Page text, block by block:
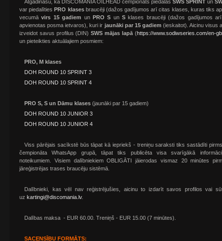
Atgādināšu, ka DISCOMANIA OILHEAD čempionāts piedalāsSWS SPRINT un
var piedalīties PRO klasesbraucēji (dažos gadījumos arī citas klases, kuras tiks
vecumāvirs 15 gadiem un PRO S unS klases braucēji (dažos gadījumos
apvienotas posma ietvaros), kuri ir jaunāki par 15 gadiem (ieskaitot). Aicinu visus
izveidot savus profilus (DIN)SWS mājas lapā(https://www.sodiwseries.com/en-
un pieteikties aktuālajiem posmiem:
PRO, M klases
DOH ROUND 10 SPRINT 3
DOH ROUND 10 SPRINT 4
PRO S, S un Dāmu klases (jaunāki par 15 gadiem)
DOH ROUND 10 JUNIOR 3
DOH ROUND 10 JUNIOR 4
Viss pārējais sacīkstē būs tāpat kā iepriekš - treniņu saraksti tiks sastādīti
čempionāta WhatsApp grupā, tāpat tiks publicēta visa svarīgākā
noteikumiem. Visiem dalībniekiem OBLIGĀTI jāierodas vismaz 20 minūtes
jāreģistrējas trases braucēju sistēmā.
Dalībnieki, kas vēl nav reģistrējušies, aicinu to izdarīt savos profilos vai
uz kartingi@discomania.lv.
Dalības maksa - EUR 60.00. Treniņš - EUR 15.00 (7 minūtes).
SACENSĪBU FORMĀTS: